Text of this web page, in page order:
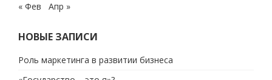
« Фев Апр »
НОВЫЕ ЗАПИСИ
Роль маркетинга в развитии бизнеса